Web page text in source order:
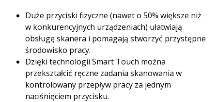
Duże przyciski fizyczne (nawet o 50% większe niż
w konkurencyjnych urządzeniach) ułatwiają
obsługę skanera i pomagają stworzyć przystępne
środowisko pracy.​
Dzięki technologii Smart Touch można
przekształcić ręczne zadania skanowania w
kontrolowany przepływ pracy za jednym
naciśnięciem przycisku.​